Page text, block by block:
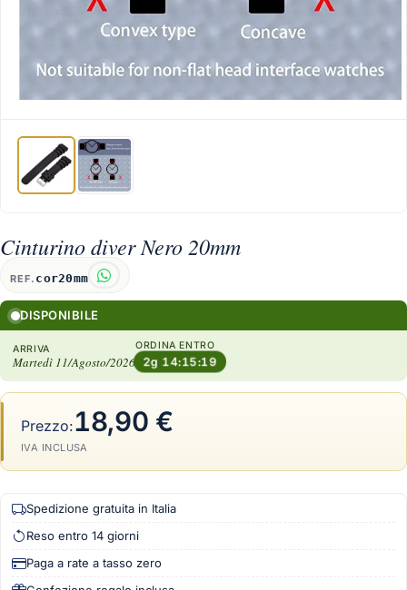
Cinturino diver Nero 20mm
REF. cor20mm
DISPONIBILE
ARRIVA
Martedì 11/Agosto/2026
ORDINA ENTRO
2g 14:15:18
Prezzo:18,90 €
IVA INCLUSA
Spedizione gratuita in Italia
Reso entro 14 giorni
Paga a rate a tasso zero